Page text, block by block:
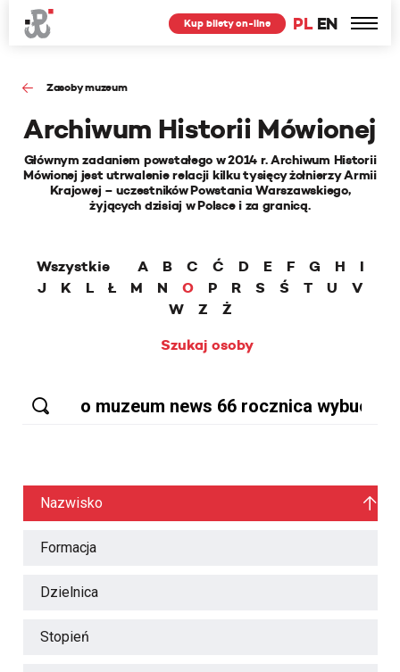
PL EN
Kup bilety on-line
Zasoby muzeum
Archiwum Historii Mówionej
Głównym zadaniem powstałego w 2014 r. Archiwum Historii
Mówionej jest utrwalenie relacji kilku tysięcy żołnierzy Armii
Krajowej – uczestników Powstania Warszawskiego,
żyjących dzisiaj w Polsce i za granicą.
Wszystkie A B C Ć D E F G H
I
J
K L Ł M N O P R S Ś T U
V
W
Z
Ż
Szukaj osoby
Nazwisko
Formacja
Dzielnica
Stopień